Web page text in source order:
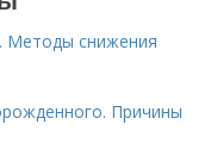
Методы снижения
Причины